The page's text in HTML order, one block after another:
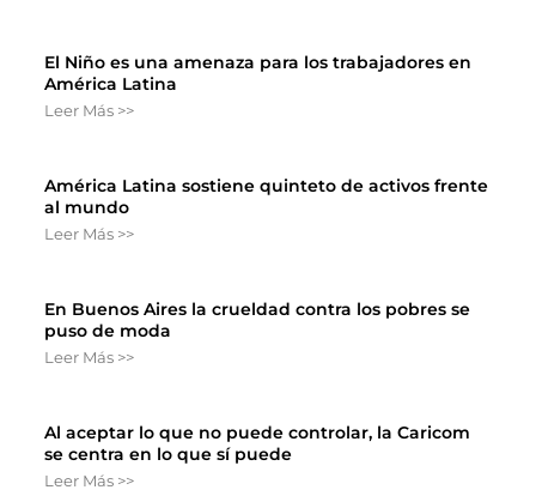
El Niño es una amenaza para los trabajadores en
América Latina
Leer Más >>
América Latina sostiene quinteto de activos frente
al mundo
Leer Más >>
En Buenos Aires la crueldad contra los pobres se
puso de moda
Leer Más >>
Al aceptar lo que no puede controlar, la Caricom
se centra en lo que sí puede
Leer Más >>